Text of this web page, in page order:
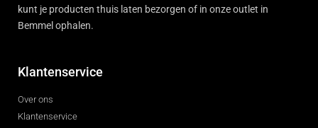
kunt je producten thuis laten bezorgen of in onze outlet in
Bemmel ophalen.
Klantenservice
Over ons
Klantenservice